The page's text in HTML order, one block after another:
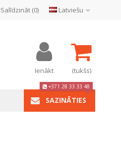
Latviešu
Salīdzināt (0)
(tukšs)
Ienākt
SAZINĀTIES
+371 28 33 33 48